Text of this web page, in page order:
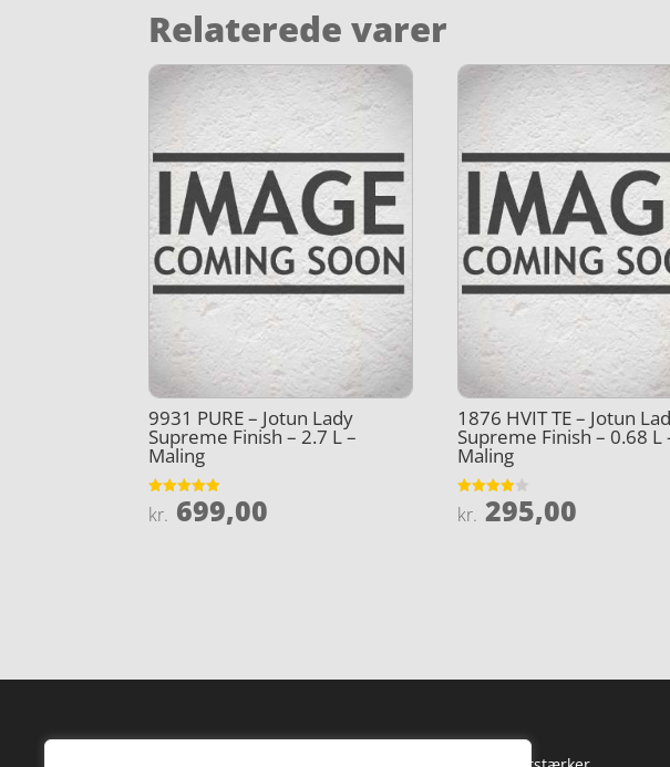
Relaterede varer
9931 PURE – Jotun Lady
Supreme Finish – 2.7 L –
Maling
Vurderet
4.9
kr. 699,00
1876 HVIT TE – Jotun
Supreme Finish – 0.68 L
Maling
Vurderet
3.9
kr. 295,00